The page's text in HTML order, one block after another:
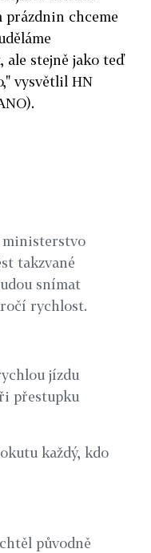
prázdnin chceme
ale stejně jako teď
vysvětlil HN
takzvané
snímat
rychlost.
jízdu
přestupku
každý, kdo
původně